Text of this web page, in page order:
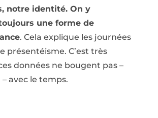
notre identité. On y
une forme de
. Cela explique les journées
présentéisme. C’est très
données ne bougent pas –
avec le temps.